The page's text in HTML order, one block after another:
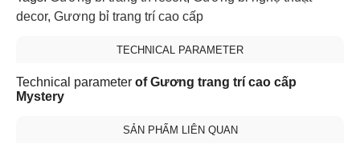
decor, Gương bỉ trang trí cao cấp
TECHNICAL PARAMETER
Technical parameter of Gương trang trí cao cấp
Mystery
SẢN PHẨM LIÊN QUAN